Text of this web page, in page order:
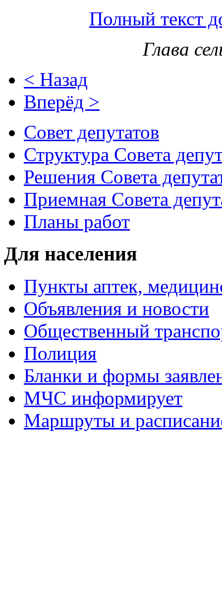
Полный текст
Глава
< Назад
Вперёд >
Совет депутатов
Структура Совета
Решения Совета
Приемная Совета
Планы работ
Для населения
Пункты аптек,
Объявления и новости
Общественный
Полиция
Бланки и формы
МЧС информирует
Маршруты и